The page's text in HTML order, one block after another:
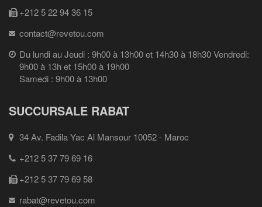
+212 5 22 94 36 15
contact@revetou.com
Du lundi au Jeudi : 9h00 à 13h00 et 14h30 à 18h30 Vendredi:
9h00 à 13h et 15h00 à 19h00
Samedi : 9h00 à 13h00
SUCCURSALE RABAT
34 Av. Fadila Yac Al Mansour 10052 - Maroc
+212 5 37 79 69 16
+212 5 37 79 69 58
rabat@revetou.com